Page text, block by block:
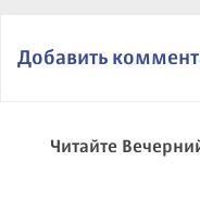
Добавить
Читайте